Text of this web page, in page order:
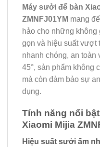
Máy sưởi để bàn
ZMNFJ01YM mang
hảo cho những
gọn và hiệu suất vượt
nhanh chóng, an toàn
45°, sản phẩm không
mà còn đảm bảo sự
dụng.
Tính năng nổi
Xiaomi Mijia
Hiệu suất sưởi ấm